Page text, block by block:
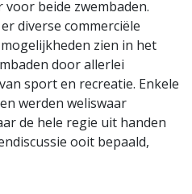
beide zwembaden.
diverse commerciële
zien in het
door allerlei
sport en recreatie. Enkele
werden weliswaar
de hele regie uit handen
ooit bepaald,